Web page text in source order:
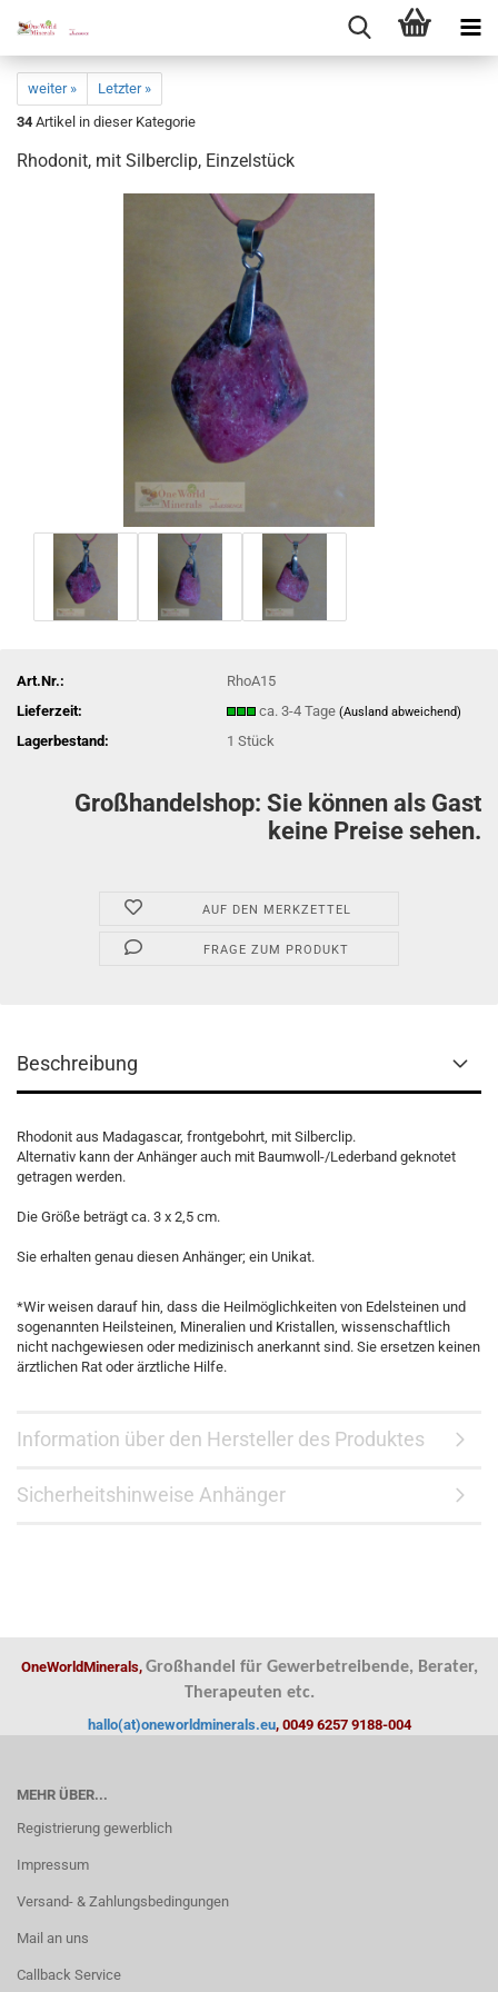
weiter »
Letzter »
34 Artikel in dieser Kategorie
Rho­do­nit, mit Sil­ber­clip, Ein­zel­stück
Art.Nr.:
RhoA15
Lieferzeit:
ca. 3-4 Tage(Ausland abweichend)
Lagerbestand: 1Stück
Großhandelshop: Sie können als Gast
keine Preise sehen.
AUF DEN MERKZETTEL
FRAGE ZUM PRODUKT
Beschreibung
Rhodonit aus Madagascar, frontgebohrt, mit Silberclip.
Alternativ kann der Anhänger auch mit Baumwoll-/Lederband geknotet
getragen werden.
Die Größe beträgt ca. 3 x 2,5 cm.
Sie erhalten genau diesen Anhänger; ein Unikat.
*Wir weisen darauf hin, dass die Heilmöglichkeiten von Edelsteinen und
sogenannten Heilsteinen, Mineralien und Kristallen, wissenschaftlich
nicht nachgewiesen oder medizinisch anerkannt sind. Sie ersetzen keinen
ärztlichen Rat oder ärztliche Hilfe.
Information über den Hersteller des Produktes
Sicherheitshinweise Anhänger
OneWorldMinerals, Großhandel für Gewerbetreibende, Berater,
Therapeuten etc.
hallo(at)oneworldminerals.eu, 0049 6257 9188-004
MEHR ÜBER...
Registrierung gewerblich
Impressum
Versand- & Zahlungsbedingungen
Mail an uns
Callback Service